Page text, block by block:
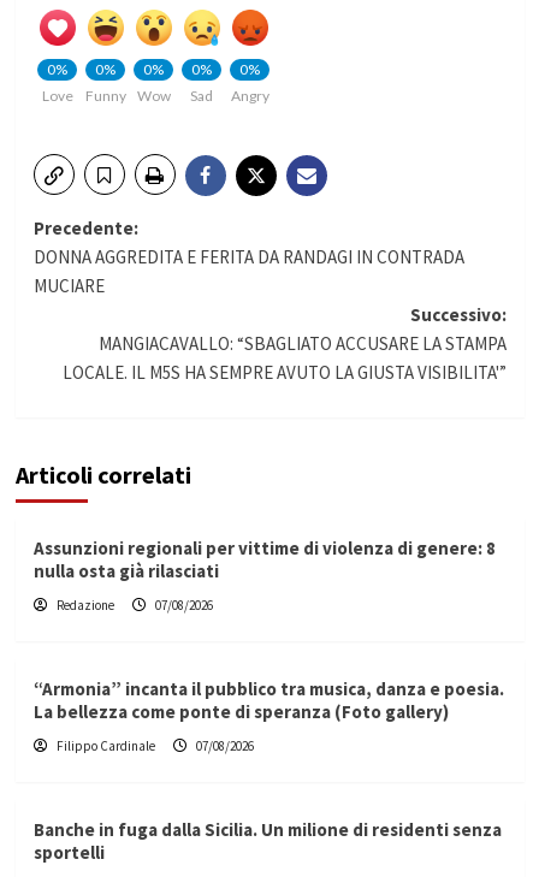
0%
Love
0%
Funny
0%
Wow
0%
Sad
0%
Angry
Navigazione
articolo
Precedente:
DONNA AGGREDITA E FERITA DA RANDAGI IN CONTRADA
MUCIARE
Successivo:
MANGIACAVALLO: “SBAGLIATO ACCUSARE LA STAMPA
LOCALE. IL M5S HA SEMPRE AVUTO LA GIUSTA VISIBILITA'”
Articoli correlati
Assunzioni regionali per vittime di violenza di genere: 8
nulla osta già rilasciati
Redazione 07/08/2026
“Armonia” incanta il pubblico tra musica, danza e poesia.
La bellezza come ponte di speranza (Foto gallery)
Filippo Cardinale 07/08/2026
Banche in fuga dalla Sicilia. Un milione di residenti senza
sportelli